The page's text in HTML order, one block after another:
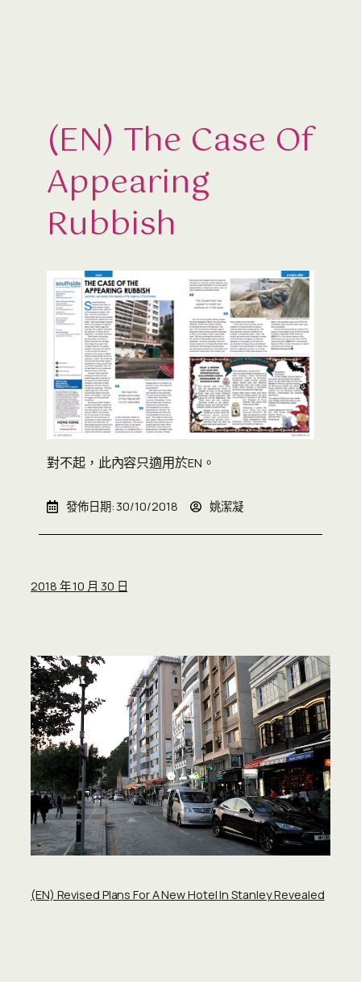
(EN) The Case Of
Appearing
Rubbish
對不起，此內容只適用於EN 。
發佈日期: 30/10/2018 姚潔凝
2018 年 10 月 30 日
(EN) Revised Plans For A New Hotel In Stanley Revealed